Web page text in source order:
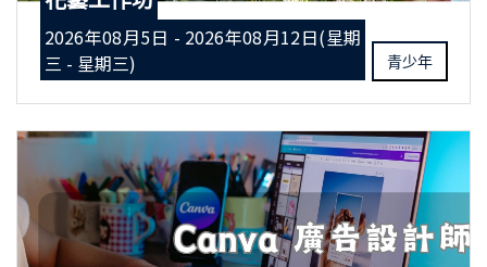
2026年08月5日 - 2026年08月12日(星期
三 - 星期三)
青少年